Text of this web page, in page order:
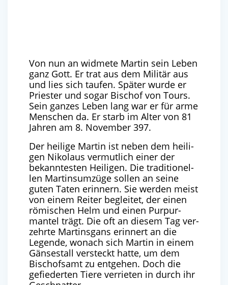
Von nun an wid­me­te Mar­tin sein Leben
ganz Gott. Er trat aus dem Mili­tär aus
und lies sich tau­fen. Spä­ter wur­de er
Pries­ter und sogar Bischof von Tours.
Sein gan­zes Leben lang war er für arme
Men­schen da. Er starb im Alter von 81
Jah­ren am 8. Novem­ber 397.
Der hei­li­ge Mar­tin ist neben dem hei­li­
gen Niko­laus ver­mut­lich einer der
bekann­tes­ten Hei­li­gen. Die tra­di­tio­nel­
len Mar­tins­um­zü­ge sol­len an sei­ne
guten Taten erin­nern. Sie wer­den meist
von einem Rei­ter beglei­tet, der einen
römi­schen Helm und einen Pur­pur­
man­tel trägt. Die oft an die­sem Tag ver­
zehr­te Mar­tins­gans erin­nert an die
Legen­de, wonach sich Mar­tin in einem
Gän­se­stall ver­steckt hat­te, um dem
Bischofs­amt zu ent­ge­hen. Doch die
gefie­der­ten Tie­re ver­rie­ten in durch ihr